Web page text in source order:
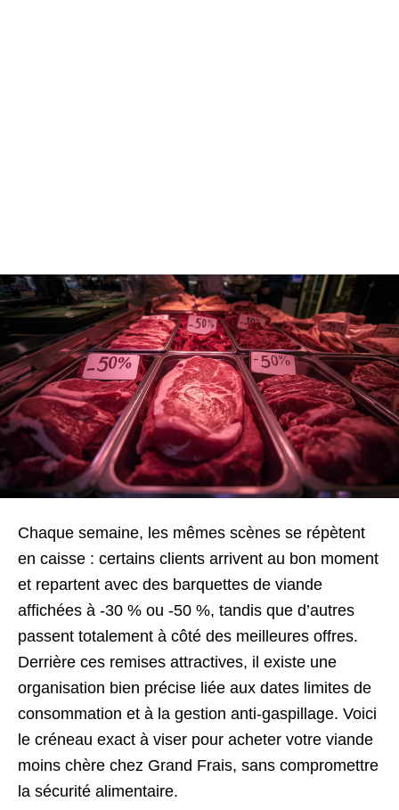
Chaque semaine, les mêmes scènes se répètent
en caisse : certains clients arrivent au bon moment
et repartent avec des barquettes de viande
affichées à -30 % ou -50 %, tandis que d’autres
passent totalement à côté des meilleures offres.
Derrière ces remises attractives, il existe une
organisation bien précise liée aux dates limites de
consommation et à la gestion anti-gaspillage. Voici
le créneau exact à viser pour acheter votre viande
moins chère chez Grand Frais, sans compromettre
la sécurité alimentaire.